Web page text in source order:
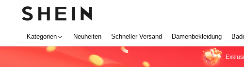
Kategorien Neuheiten Schneller Versand Damenbekleidung